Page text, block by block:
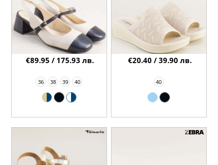
36 38 39 40
€89.95 / 175.93 лв.
40
€20.40 / 39.90 лв.